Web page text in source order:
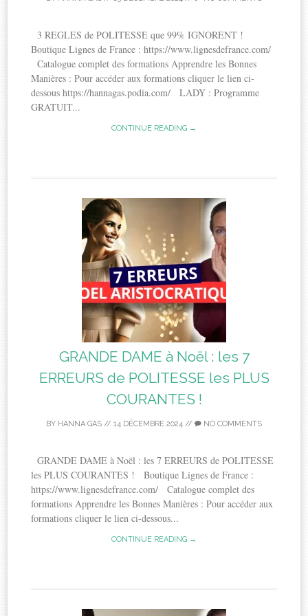
3 REGLES de POLITESSE que 99% IGNORENT !
Boutique Lignes de France : https://www.lignesdefrance.com/
Catalogue complet des formations Apprendre les Bonnes
Manières : Pour accéder aux formations cliquer le lien ci-
dessous https://hannagas.podia.com/ LADY : Programme
GRATUIT...
CONTINUE READING →
GRANDE DAME à Noël : les 7
ERREURS de POLITESSE les PLUS
COURANTES !
BY HANNA GAS // 14 DÉCEMBRE 2024 // NO COMMENTS
GRANDE DAME à Noël : les 7 ERREURS de POLITESSE
les PLUS COURANTES ! Boutique Lignes de France :
https://www.lignesdefrance.com/ Catalogue complet des
formations Apprendre les Bonnes Manières : Pour accéder aux
formations cliquer le lien ci-dessous...
CONTINUE READING →